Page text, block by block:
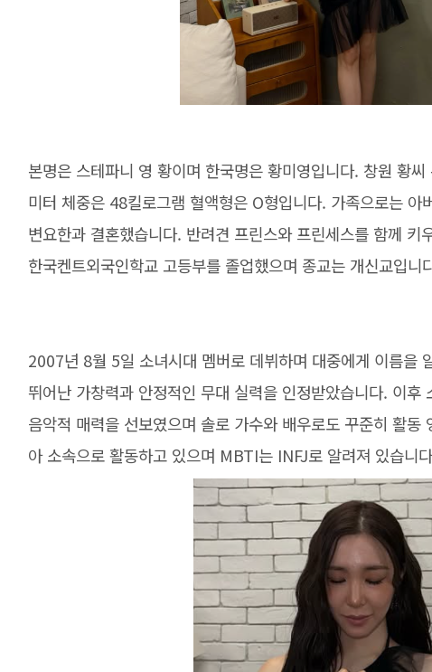
본명은 스테파니 영 황이며 한국명은 황미영입니다. 창원 황
미터 체중은 48킬로그램 혈액형은 O형입니다. 가족으로는
변요한과 결혼했습니다. 반려견 프린스와 프린세스를 함께 키
한국켄트외국인학교 고등부를 졸업했으며 종교는 개신교입니
2007년 8월 5일 소녀시대 멤버로 데뷔하며 대중에게 이름을
뛰어난 가창력과 안정적인 무대 실력을 인정받았습니다. 이
음악적 매력을 선보였으며 솔로 가수와 배우로도 꾸준히 활
아 소속으로 활동하고 있으며 MBTI는 INFJ로 알려져 있습니